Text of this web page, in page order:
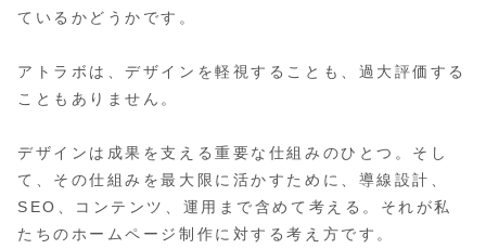
ているかどうかです。
アトラボは、デザインを軽視することも、過大評価する
こともありません。
デザインは成果を支える重要な仕組みのひとつ。そし
て、その仕組みを最大限に活かすために、導線設計、
SEO、コンテンツ、運用まで含めて考える。それが私
たちのホームページ制作に対する考え方です。